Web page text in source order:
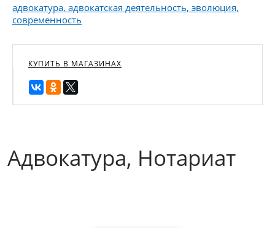
адвокатура, адвокатская деятельность, эволюция,
современность
КУПИТЬ В МАГАЗИНАХ
Адвокатура, Нотариат